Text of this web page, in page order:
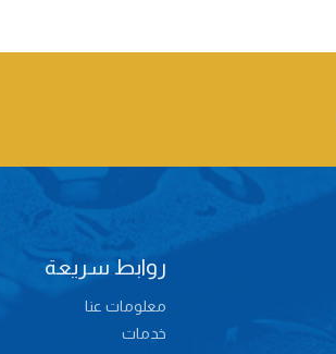
روابط سريعة
معلومات عنا
خدمات